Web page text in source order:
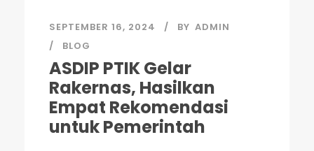
SEPTEMBER 16, 2024 BY ADMIN
BLOG
ASDIP PTIK Gelar
Rakernas, Hasilkan
Empat Rekomendasi
untuk Pemerintah